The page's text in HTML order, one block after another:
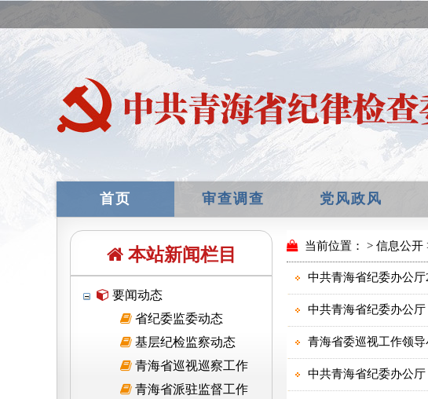
首页 审查调查 党风政风
本站新闻栏目
要闻动态
省纪委监委动态
基层纪检监察动态
青海省巡视巡察工作
青海省派驻监督工作